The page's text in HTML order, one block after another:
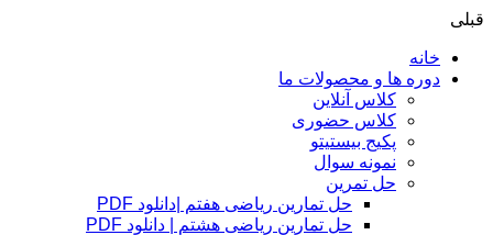
قبلی
خانه
دوره ها و محصولات ما
کلاس آنلاین
کلاس حضوری
پکیج بیستیتو
نمونه سوال
حل تمرین
حل تمارین ریاضی هفتم |دانلود PDF
حل تمارین ریاضی هشتم | دانلود PDF